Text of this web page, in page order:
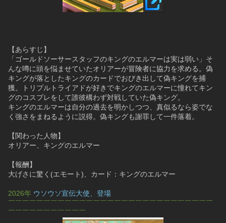
【あらすじ】
「ゴールドソーサースタッフのキングのエルマーは実は弱い」そ
んな噂に頭を悩ませていたオリアーが冒険者に協力を求める。偽
キングが落としたキングのカードでおびき出して偽キングを捕
獲。トリプルトライアドが好きでキングのエルマーに憧れてキン
グのコスプレをして誰彼構わず対戦していた偽キング。
キングのエルマーは自分の過去を明かしつつ、真似るなら姿でな
く強さをまねるように説得。偽キングも謝罪して一件落着。
【関わった人物】
オリアー、キングのエルマー
【報酬】
大げさに驚く(エモート)、カード：キングのエルマー
2026年 ウソウソ宣伝大使、登場
￣￣￣￣￣￣￣￣￣￣￣￣￣￣￣￣￣￣￣￣￣￣￣￣￣￣￣￣￣
￣￣￣￣￣￣￣￣￣￣￣